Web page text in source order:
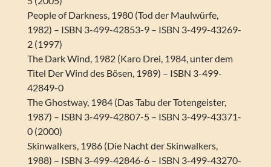
People of Darkness, 1980 (Tod der Maulwürfe,
1982) – ISBN 3-499-42853-9 – ISBN 3-499-43269-
2 (1997)
The Dark Wind, 1982 (Karo Drei, 1984, unter dem
Titel Der Wind des Bösen, 1989) – ISBN 3-499-
42849-0
The Ghostway, 1984 (Das Tabu der Totengeister,
1987) – ISBN 3-499-42807-5 – ISBN 3-499-43371-
0 (2000)
Skinwalkers, 1986 (Die Nacht der Skinwalkers,
1988) – ISBN 3-499-42846-6 – ISBN 3-499-43270-